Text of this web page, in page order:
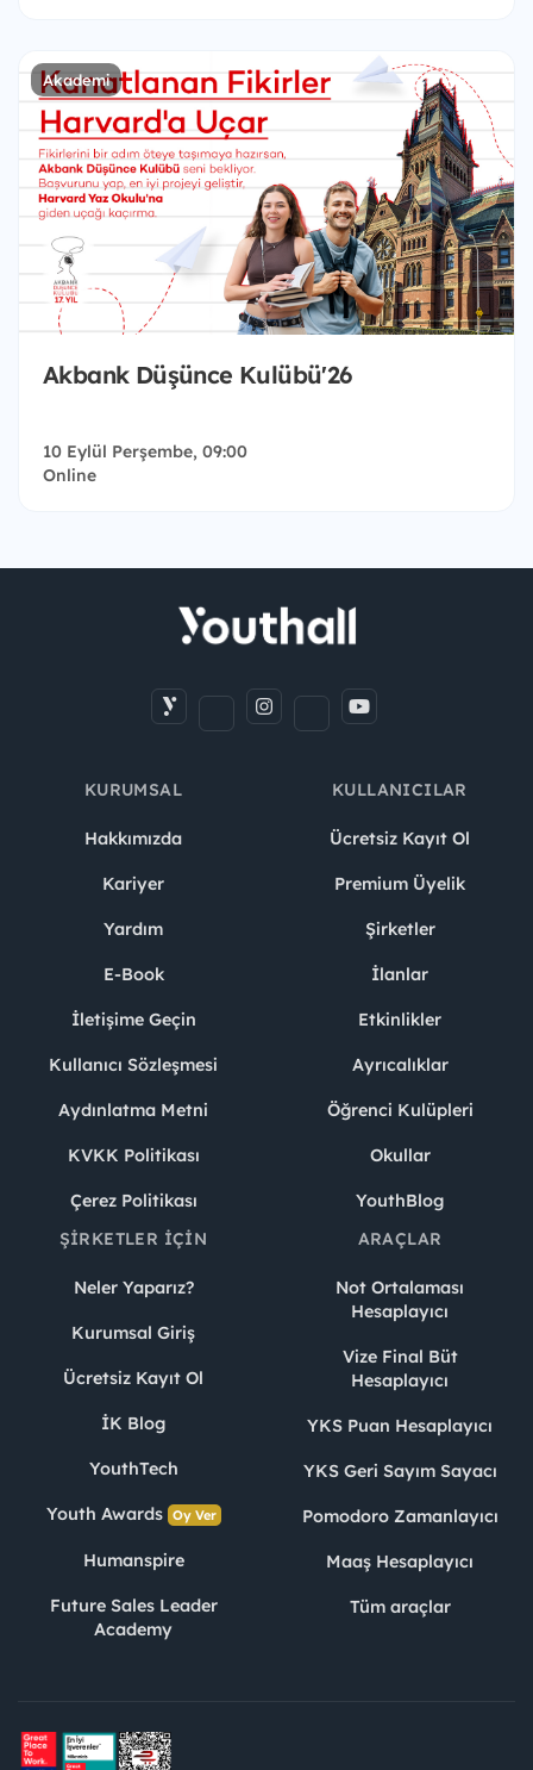
Akademi
Akbank Düşünce Kulübü'26
10 Eylül Perşembe, 09:00
Online
KURUMSAL
Hakkımızda
Kariyer
Yardım
E-Book
İletişime Geçin
Kullanıcı Sözleşmesi
Aydınlatma Metni
KVKK Politikası
Çerez Politikası
KULLANICILAR
Ücretsiz Kayıt Ol
Premium Üyelik
Şirketler
İlanlar
Etkinlikler
Ayrıcalıklar
Öğrenci Kulüpleri
Okullar
YouthBlog
ŞIRKETLER İÇIN
Neler Yaparız?
Kurumsal Giriş
Ücretsiz Kayıt Ol
İK Blog
YouthTech
Youth Awards Oy Ver
Humanspire
Future Sales Leader
Academy
ARAÇLAR
Not Ortalaması
Hesaplayıcı
Vize Final Büt
Hesaplayıcı
YKS Puan Hesaplayıcı
YKS Geri Sayım Sayacı
Pomodoro Zamanlayıcı
Maaş Hesaplayıcı
Tüm araçlar